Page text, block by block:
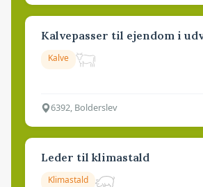
Kalvepasser til ejendom i
Kalve
6392, Bolderslev
Leder til klimastald
Klimastald